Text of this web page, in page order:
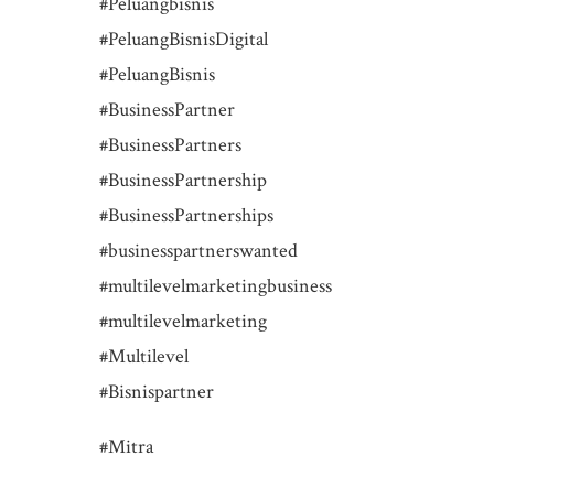
#PeluangBisnisDigital
#PeluangBisnis
#BusinessPartner
#BusinessPartners
#BusinessPartnership
#BusinessPartnerships
#businesspartnerswanted
#multilevelmarketingbusiness
#multilevelmarketing
#Multilevel
#Bisnispartner
#Mitra